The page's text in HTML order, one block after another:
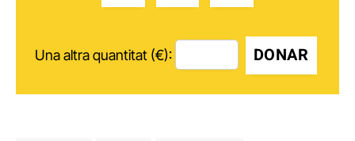
Una altra quantitat (€): DONAR